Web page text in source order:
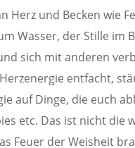
Herz und Becken wie
Wasser, der Stille im
sich mit anderen
entfacht,
auf Dinge, die euch
etc. Das ist nicht die
Feuer der Weisheit